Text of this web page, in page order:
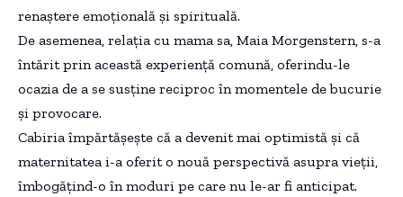
renaștere emoțională și spirituală.
De asemenea, relația cu mama sa, Maia Morgenstern, s-a
întărit prin această experiență comună, oferindu-le
ocazia de a se susține reciproc în momentele de bucurie
și provocare.
Cabiria împărtășește că a devenit mai optimistă și că
maternitatea i-a oferit o nouă perspectivă asupra vieții,
îmbogățind-o în moduri pe care nu le-ar fi anticipat.